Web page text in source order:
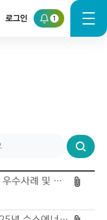
로그인 1
검
색
「2026년도 Best of CHAMP+ 우수사례 및 콘텐츠 선정 공모」 안내